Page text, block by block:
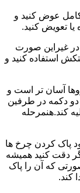
عوض کنید و
تعویض کنید.
غیراین صورت
استفاده کنید و
آسان تر است و
دکمه در طرفین
کند.هنمرحله
پاک کردن چرخ ها
دقت کنید همیشه
که آن را پاک
کند.